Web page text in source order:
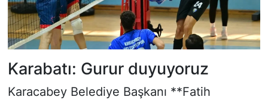
Karabatı: Gurur duyuyoruz
Karacabey Belediye Başkanı **Fatih